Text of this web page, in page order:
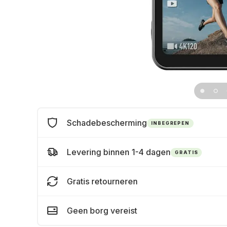
Schadebescherming INBEGREPEN
Levering binnen 1-4 dagen GRATIS
Gratis retourneren
Geen borg vereist